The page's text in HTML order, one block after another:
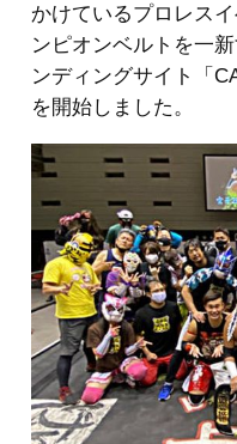
かけているプロレス
ンピオンベルトを一
ンディングサイト「
を開始しました。